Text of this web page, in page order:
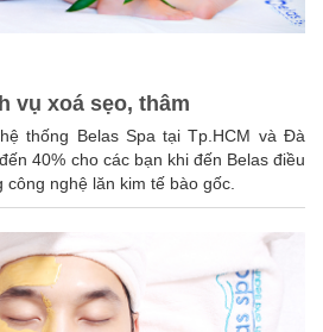
vụ xoá sẹo, thâm
thống Belas Spa tại Tp.HCM và Đà
40% cho các bạn khi đến Belas điều
nghệ lăn kim tế bào gốc.